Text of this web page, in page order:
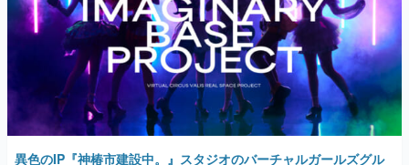
マンガ
女性向け
アプリレビュー
その他
異色のIP『神椿市建設中。』スタジオのバーチャルガールズグル
ープによる「イマジナリーカフェ」が秋葉原での開店を目指して
1000万のクラウドファンディングを実施。カフェのキャストも募
集、開店は2024年5月予定